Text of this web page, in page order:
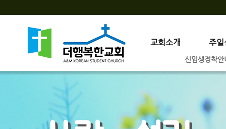
신입생정착안
교회소개 주일